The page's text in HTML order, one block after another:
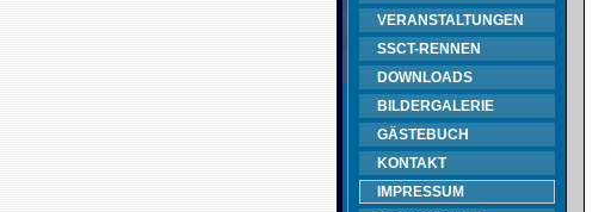
VERANSTALTUNGEN
SSCT-RENNEN
DOWNLOADS
BILDERGALERIE
GÄSTEBUCH
KONTAKT
IMPRESSUM